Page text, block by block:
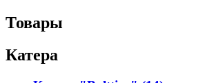
Товары
Катера